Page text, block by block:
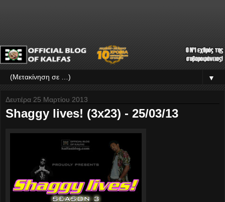
▼
Δευτέρα 25 Μαρτίου 2013
Shaggy lives! (3x23) - 25/03/13